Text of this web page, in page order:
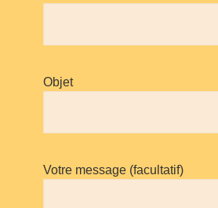
Objet
Votre message (facultatif)